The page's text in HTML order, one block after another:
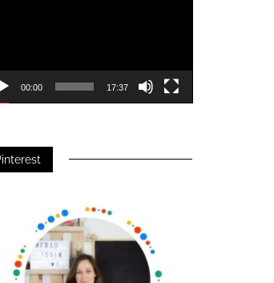
00:00 17:37